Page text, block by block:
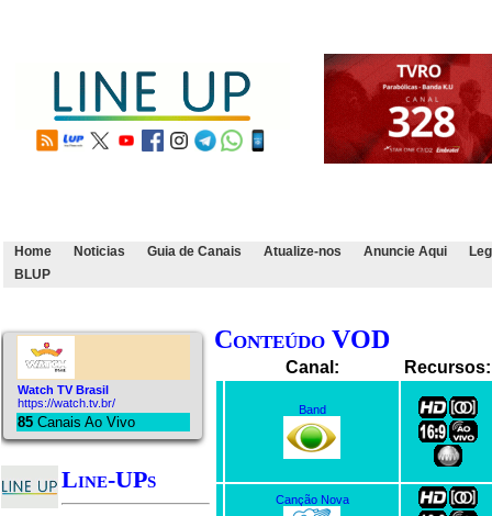
Home Noticias Guia de Canais Atualize-nos Anuncie Aqui
BLUP
Watch TV Brasil
https://watch.tv.br/
85Canais Ao Vivo
Line-UPs
Conteúdo VOD
Canal: Recursos:
Band
Canção Nova